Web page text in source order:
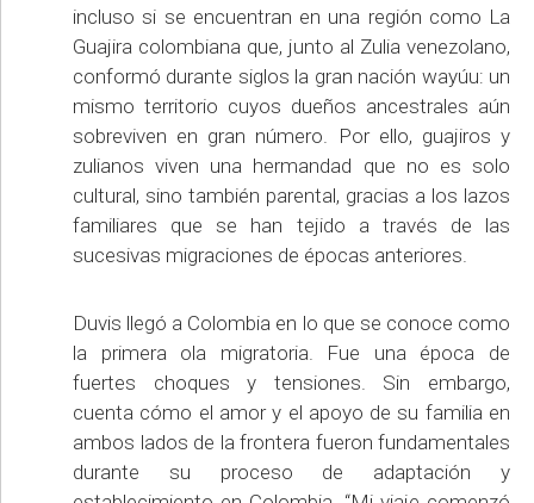
incluso si se encuentran en una región como La
Guajira colombiana que, junto al Zulia venezolano,
conformó durante siglos la gran nación wayúu: un
mismo territorio cuyos dueños ancestrales aún
sobreviven en gran número. Por ello, guajiros y
zulianos viven una hermandad que no es solo
cultural, sino también parental, gracias a los lazos
familiares que se han tejido a través de las
sucesivas migraciones de épocas anteriores.
Duvis llegó a Colombia en lo que se conoce como
la primera ola migratoria. Fue una época de
fuertes choques y tensiones. Sin embargo,
cuenta cómo el amor y el apoyo de su familia en
ambos lados de la frontera fueron fundamentales
durante su proceso de adaptación y